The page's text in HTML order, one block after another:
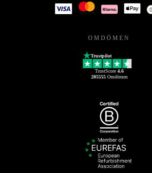
OMDÖMEN
Trustpilot
TrustScore 4.6
205555Omdömen